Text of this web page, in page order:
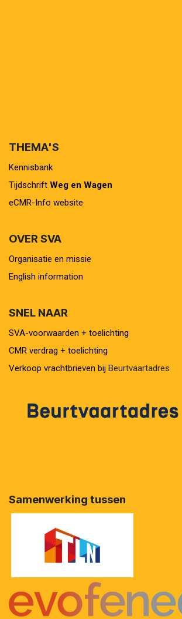
THEMA'S
Kennisbank
Tijdschrift Weg en Wagen
eCMR-Info website
OVER SVA
Organisatie en missie
English information
SNEL NAAR
SVA-voorwaarden + toelichting
CMR verdrag + toelichting
Verkoop vrachtbrieven bij Beurtvaartadres
Samenwerking tussen